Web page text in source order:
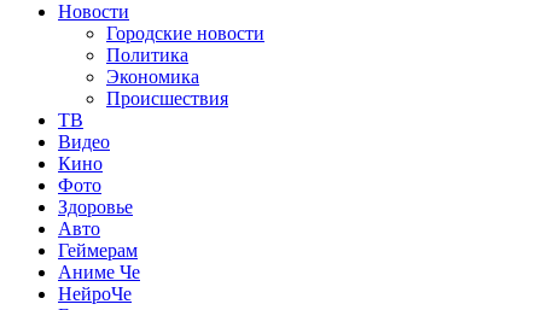
Новости
Городские новости
Политика
Экономика
Происшествия
ТВ
Видео
Кино
Фото
Здоровье
Авто
Геймерам
Аниме Че
НейроЧе